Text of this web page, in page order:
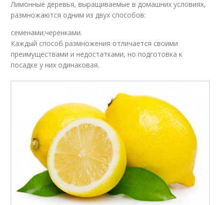
Лимонные деревья, выращиваемые в домашних условиях,
размножаются одним из двух способов:
семенами;черенками.
Каждый способ размножения отличается своими
преимуществами и недостатками, но подготовка к
посадке у них одинаковая.